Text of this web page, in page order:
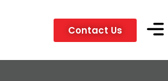
Contact Us